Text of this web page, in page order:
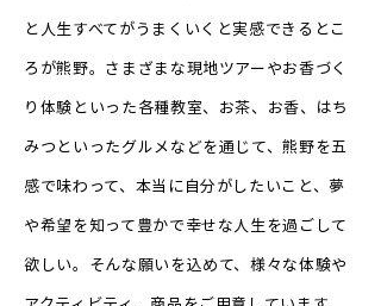
と人生すべてがうまくいくと実感できるとこ
ろが熊野。さまざまな現地ツアーやお香づく
り体験といった各種教室、お茶、お香、はち
みつといったグルメなどを通じて、熊野を五
感で味わって、本当に自分がしたいこと、夢
や希望を知って豊かで幸せな人生を過ごして
欲しい。そんな願いを込めて、様々な体験や